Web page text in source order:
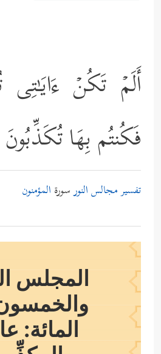
أَلَمۡ تَكُنۡ
فَكُنتُم بِهَا تُكَذِّبُونَ
تفسير مجالس النورسورة المؤمنون
المجلس
المائة: